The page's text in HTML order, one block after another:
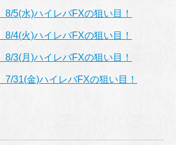
8/5(水)ハイレバFXの狙い目！
8/4(火)ハイレバFXの狙い目！
8/3(月)ハイレバFXの狙い目！
7/31(金)ハイレバFXの狙い目！